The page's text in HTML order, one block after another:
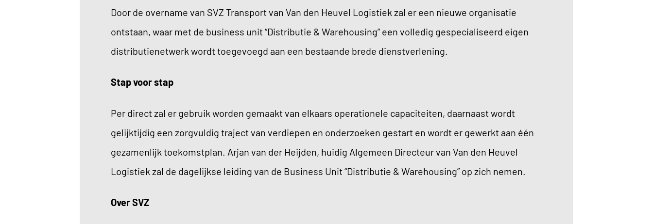
Door de overname van SVZ Transport van Van den Heuvel Logistiek zal er een nieuwe organisatie
ontstaan, waar met de business unit “Distributie & Warehousing” een volledig gespecialiseerd eigen
distributienetwerk wordt toegevoegd aan een bestaande brede dienstverlening.
Stap voor stap
Per direct zal er gebruik worden gemaakt van elkaars operationele capaciteiten, daarnaast wordt
gelijktijdig een zorgvuldig traject van verdiepen en onderzoeken gestart en wordt er gewerkt aan één
gezamenlijk toekomstplan. Arjan van der Heijden, huidig Algemeen Directeur van Van den Heuvel
Logistiek zal de dagelijkse leiding van de Business Unit “Distributie & Warehousing” op zich nemen.
Over SVZ